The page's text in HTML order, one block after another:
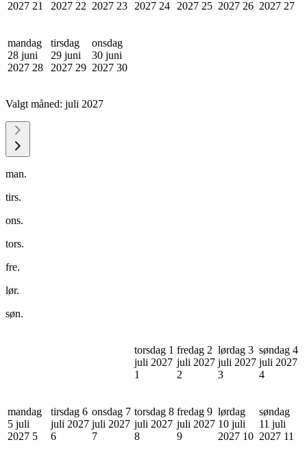
2027 21
2027 22 2027 23
2027 24
2027 25 2027 26 2027 27
mandag
28 juni
2027 28
tirsdag
29 juni
2027 29
onsdag
30 juni
2027 30
Valgt måned: juli 2027
man.
tirs.
ons.
tors.
fre.
lør.
søn.
torsdag 1
juli 2027
1
fredag 2
juli 2027
2
lørdag 3
juli 2027
3
søndag 4
juli 2027
4
mandag
5 juli
2027 5
tirsdag 6
juli 2027
6
onsdag 7
juli 2027
7
torsdag 8
juli 2027
8
fredag 9
juli 2027
9
lørdag
10 juli
2027 10
søndag
11 juli
2027 11